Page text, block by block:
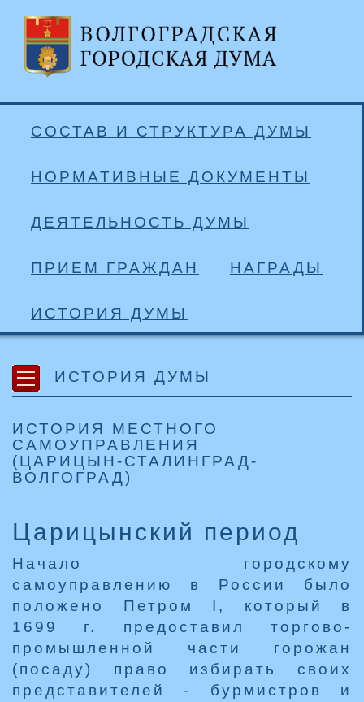
СОСТАВ И СТРУКТУРА ДУМЫ
НОРМАТИВНЫЕ ДОКУМЕНТЫ
ДЕЯТЕЛЬНОСТЬ ДУМЫ
ПРИЕМ ГРАЖДАН НАГРАДЫ
ИСТОРИЯ ДУМЫ
ИСТОРИЯ ДУМЫ
ИСТОРИЯ МЕСТНОГО
САМОУПРАВЛЕНИЯ
(ЦАРИЦЫН-СТАЛИНГРАД-
ВОЛГОГРАД)
Царицынский период
Начало городскому
самоуправлению в России было
положено Петром I, который в
1699 г. предоставил торгово-
промышленной части горожан
(посаду) право избирать своих
представителей - бурмистров и